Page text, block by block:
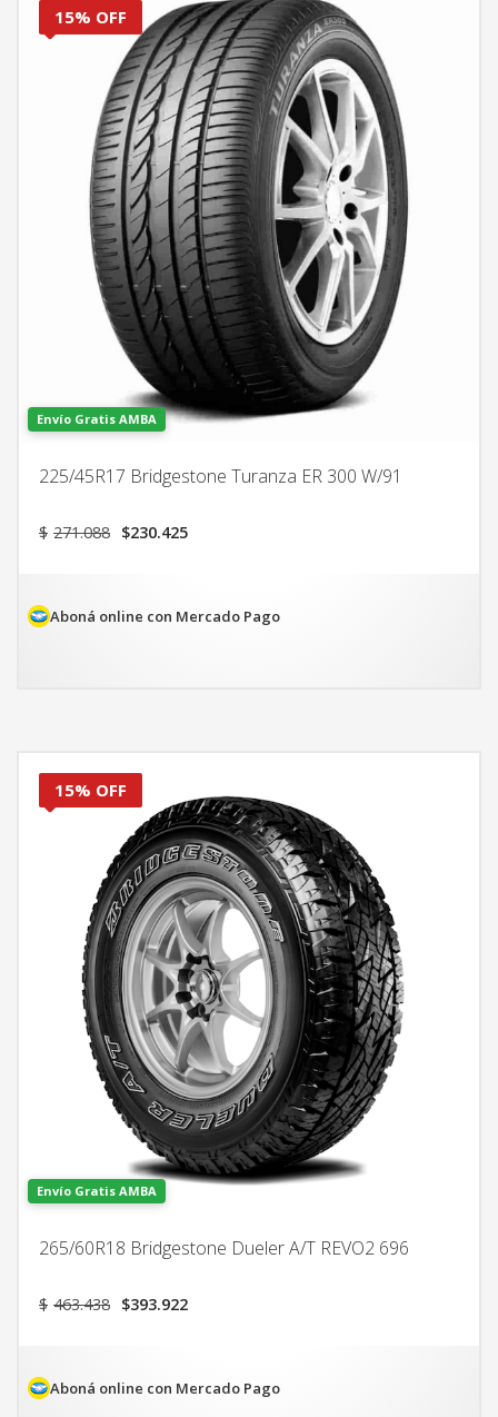
15% OFF
Envío Gratis AMBA
225/45R17 Bridgestone Turanza ER 300 W/91
$ 271.088 El
$271.088.
$230.425El
$230.425.
Aboná online con Mercado Pago
15% OFF
Envío Gratis AMBA
265/60R18 Bridgestone Dueler A/T REVO2 696
$ 463.438 El
$463.438.
$393.922El
$393.922.
Aboná online con Mercado Pago